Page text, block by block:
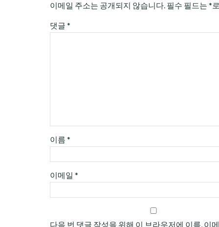
이메일 주소는 공개되지 않습니다. 필수 필드는 *
댓글 *
이름 *
이메일 *
다음 번 댓글 작성을 위해 이 브라우저에 이름, 이